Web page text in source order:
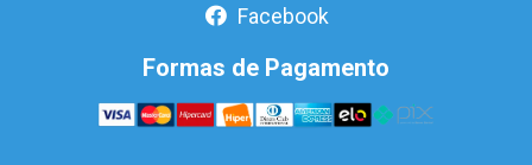
Facebook
Formas de Pagamento